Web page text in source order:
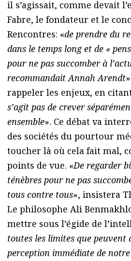
il s’agissait, comme devait
Fabre, le fondateur et le
Rencontres: «de prendre du
dans le temps long et de «
pour ne pas succomber à
recommandait Annah Arendt
rappeler les enjeux, en
s’agit pas de crever
ensemble». Ce débat va
des sociétés du pourtour
toucher là où cela fait mal,
points de vue. «De regarder
ténèbres pour ne pas
tous contre tous», insistera
Le philosophe Ali
mettre sous l’égide de
toutes les limites que peuvent
perception immédiate de